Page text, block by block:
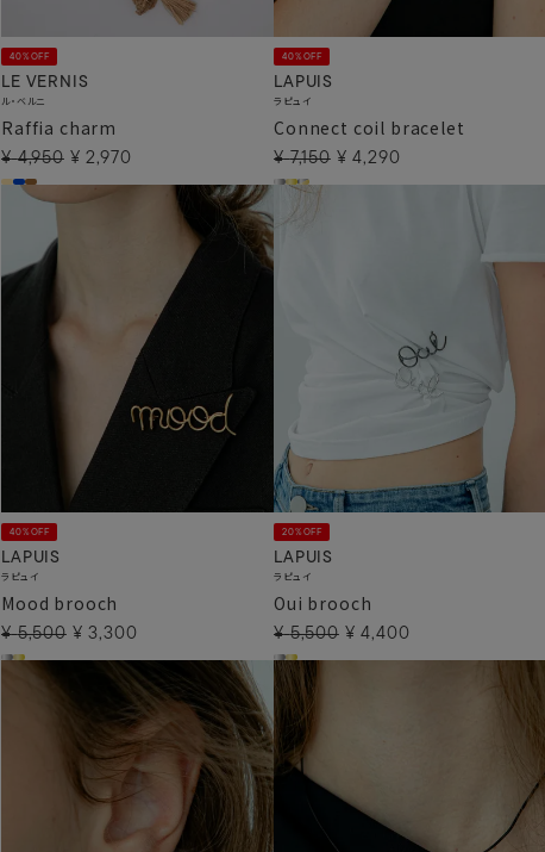
40%OFF
LE VERNIS
ル・ベルニ
Raffia charm
¥ 4,950 ¥ 2,970
40%OFF
LAPUIS
ラピュイ
Connect coil bracelet
¥ 7,150 ¥ 4,290
40%OFF
LAPUIS
ラピュイ
Mood brooch
¥ 5,500 ¥ 3,300
20%OFF
LAPUIS
ラピュイ
Oui brooch
¥ 5,500 ¥ 4,400